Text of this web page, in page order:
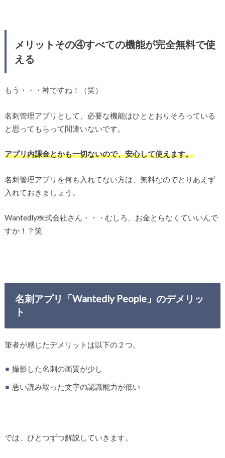
メリットその④すべての機能が完全無料で使
える
もう・・・神ですね！（笑）
名刺管理アプリとして、必要な機能はひととおりそろっている
と思ってもらって間違いないです。
アプリ内課金とかも一切ないので、安心して使えます。
名刺管理アプリを何も入れてない方は、無料なのでとりあえず
入れておきましょう。
Wantedly株式会社さん・・・むしろ、お金とらなくていいんで
すか！？笑
名刺アプリ「Wantedly People」のデメリッ
ト
筆者が感じたデメリットは以下の２つ。
撮影した名刺の画質が少し
悪い読み取った文字の認識能力が低い
では、ひとつずつ解説していきます。